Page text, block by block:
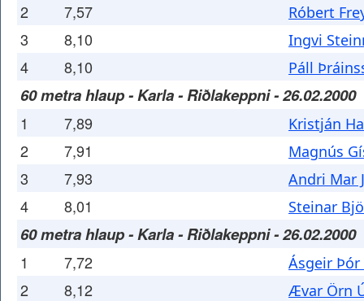
2 7,57 Róbert
3 8,10 Ingvi
4 8,10 Páll
60 metra hlaup - Karla - Riðlakeppni - 26.02.2000
1 7,89 Kristján
2 7,91 Magnús
3 7,93 Andri Mar
4 8,01 Steinar
60 metra hlaup - Karla - Riðlakeppni - 26.02.2000
1 7,72 Ásgeir Þór
2 8,12 Ævar Örn